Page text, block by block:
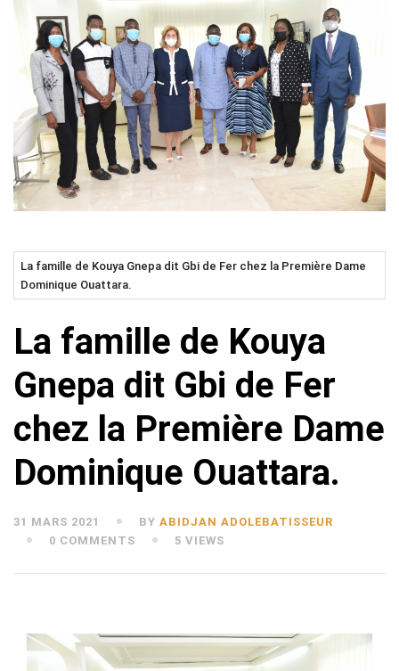
La famille de Kouya Gnepa dit Gbi de Fer chez la Première Dame
Dominique Ouattara.
La famille de Kouya
Gnepa dit Gbi de Fer
chez la Première Dame
Dominique Ouattara.
31 MARS 2021 BY ABIDJAN ADOLEBATISSEUR
0 COMMENTS
5 VIEWS